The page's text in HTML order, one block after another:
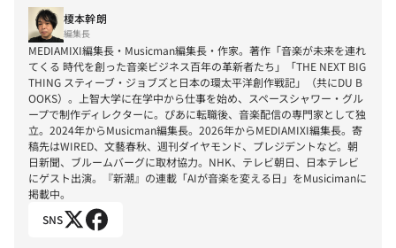
榎本幹朗
編集長
MEDIAMIXI編集長・Musicman編集長・作家。著作「音楽が未来を連れ
てくる 時代を創った音楽ビジネス百年の革新者たち」「THE NEXT BIG
THING スティーブ・ジョブズと日本の環太平洋創作戦記」（共にDU B
OOKS）。上智大学に在学中から仕事を始め、スペースシャワー・グル
ープで制作ディレクターに。ぴあに転職後、音楽配信の専門家として独
立。2024年からMusicman編集長。2026年からMEDIAMIXI編集長。寄
稿先はWIRED、文藝春秋、週刊ダイヤモンド、プレジデントなど。朝
日新聞、ブルームバーグに取材協力。NHK、テレビ朝日、日本テレビ
にゲスト出演。『新潮』の連載「AIが音楽を変える日」をMusicimanに
掲載中。
SNS